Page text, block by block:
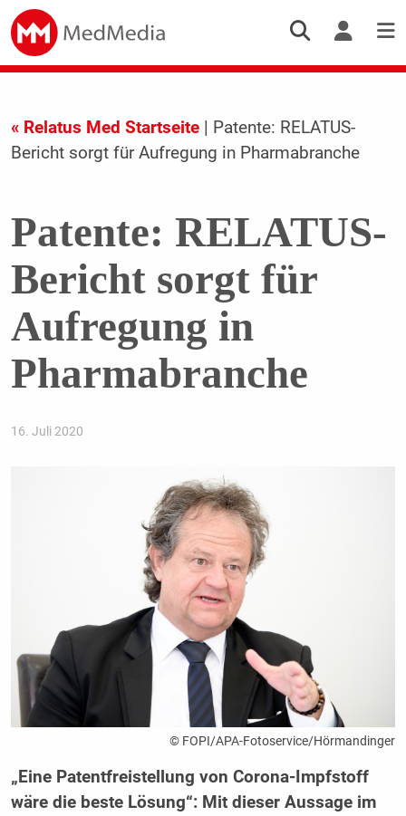
« Relatus Med Startseite| Patente: RELATUS-
Bericht sorgt für Aufregung in Pharmabranche
Patente: RELATUS-
Bericht sorgt für
Aufregung in
Pharmabranche
16. Juli 2020
© FOPI/APA-Fotoservice/Hörmandinger
„Eine Patentfreistellung von Corona-Impfstoff
wäre die beste Lösung“: Mit dieser Aussage im